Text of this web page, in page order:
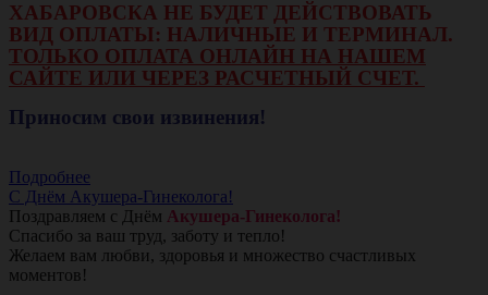
ХАБАРОВСКА НЕ БУДЕТ ДЕЙСТВОВАТЬ
ВИД ОПЛАТЫ: НАЛИЧНЫЕ И ТЕРМИНАЛ.
ТОЛЬКО ОПЛАТА ОНЛАЙН НА НАШЕМ
САЙТЕ ИЛИ ЧЕРЕЗ РАСЧЕТНЫЙ СЧЕТ.
Приносим свои извинения!
Подробнее
С Днём Акушера-Гинеколога!
Поздравляем с Днём Акушера-Гинеколога!
Спасибо за ваш труд, заботу и тепло!
Желаем вам любви, здоровья и множество счастливых
моментов!